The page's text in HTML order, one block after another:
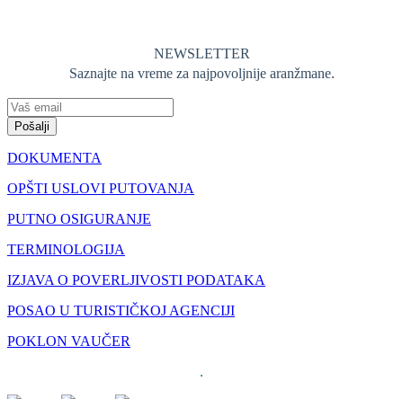
NEWSLETTER
Saznajte na vreme za najpovoljnije aranžmane.
Pošalji
DOKUMENTA
OPŠTI USLOVI PUTOVANJA
PUTNO OSIGURANJE
TERMINOLOGIJA
IZJAVA O POVERLJIVOSTI PODATAKA
POSAO U TURISTIČKOJ AGENCIJI
POKLON VAUČER
.